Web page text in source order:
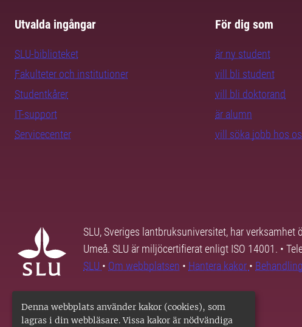
Denna webbplats använder kakor (cookies), som
lagras i din webbläsare. Vissa kakor är nödvändiga
Utvalda ingångar
SLU-biblioteket
Fakulteter och institutioner
Studentkårer
IT-support
Servicecenter
För dig som
är ny student
vill bli student
vill bli doktorand
är alumn
vill söka jobb hos
SLU, Sveriges lantbruksuniversitet, har verksamhet
Umeå. SLU är miljöcertifierat enligt ISO 14001. •
SLU • Om webbplatsen • Hantera kakor •